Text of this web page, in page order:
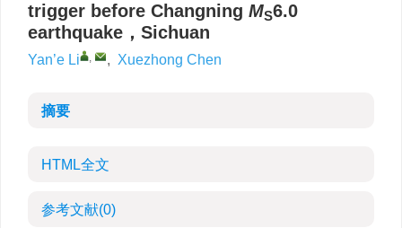
trigger before Changning MS6.0
earthquake，Sichuan
Yan’e Li , , Xuezhong Chen
摘要
HTML全文
参考文献(0)